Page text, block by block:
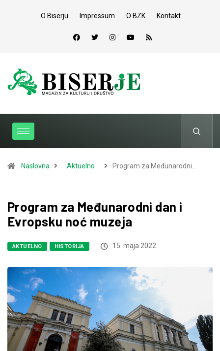
O Biserju Impressum O BZK Kontakt
Naslovna Aktuelno Program za Međunarodni…
Program za Međunarodni dan i
Evropsku noć muzeja
AKTUELNO HISTORIJA 15. maja 2022.